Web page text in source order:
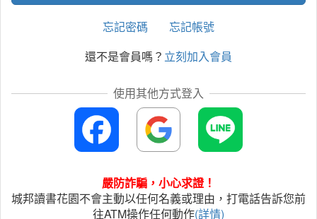
忘記密碼
忘記帳號
還不是會員嗎？ 立刻加入會員
嚴防詐騙，小心求證！
城邦讀書花園不會主動以任何名義或理由，打電話告訴您前
往ATM操作任何動作(詳情)